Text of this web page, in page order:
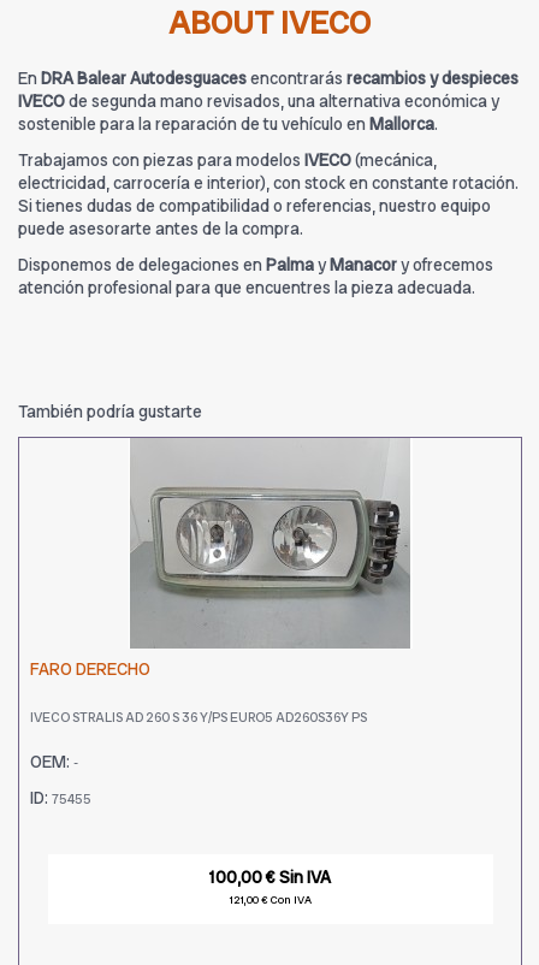
ABOUT IVECO
En DRA Balear Autodesguacesencontrarás recambios y despieces
IVECOde segunda mano revisados, una alternativa económica y
sostenible para la reparación de tu vehículo en Mallorca.
Trabajamos con piezas para modelos IVECO(mecánica,
electricidad, carrocería e interior), con stock en constante rotación.
Si tienes dudas de compatibilidad o referencias, nuestro equipo
puede asesorarte antes de la compra.
Disponemos de delegaciones en PalmayManacory ofrecemos
atención profesional para que encuentres la pieza adecuada.
También podría gustarte
FARO DERECHO
IVECO STRALIS AD 260 S 36 Y/PS EURO5 AD260S36Y PS
OEM: -
ID: 75455
100,00 € Sin IVA
121,00 € Con IVA